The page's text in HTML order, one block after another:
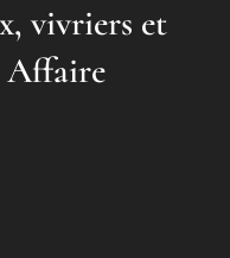
vivriers et
Affaire